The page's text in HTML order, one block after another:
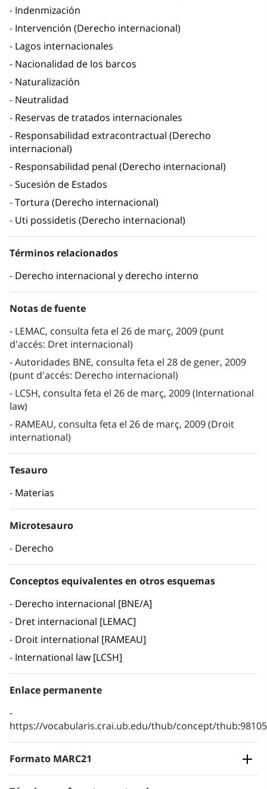
Indenmización
Intervención (Derecho internacional)
Lagos internacionales
Nacionalidad de los barcos
Naturalización
Neutralidad
Reservas de tratados internacionales
Responsabilidad extracontractual (Derecho
internacional)
Responsabilidad penal (Derecho internacional)
Sucesión de Estados
Tortura (Derecho internacional)
Uti possidetis (Derecho internacional)
Términos relacionados
Derecho internacional y derecho interno
Notas de fuente
LEMAC, consulta feta el 26 de març, 2009 (punt
d'accés: Dret internacional)
Autoridades BNE, consulta feta el 28 de gener, 2009
(punt d'accés: Derecho internacional)
LCSH, consulta feta el 26 de març, 2009 (International
law)
RAMEAU, consulta feta el 26 de març, 2009 (Droit
international)
Tesauro
Materias
Microtesauro
Derecho
Conceptos equivalentes en otros esquemas
Derecho internacional [BNE/A]
Dret internacional [LEMAC]
Droit international [RAMEAU]
International law [LCSH]
Enlace permanente
https://vocabularis.crai.ub.edu/thub/concept/
Formato MARC21